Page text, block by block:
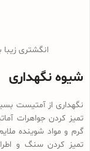
انگشتری
شیوه نگهداری
نگهداری از آمتیست
تمیز کردن جواهرات
گرم و مواد شوینده
تمیز کردن سنگ و